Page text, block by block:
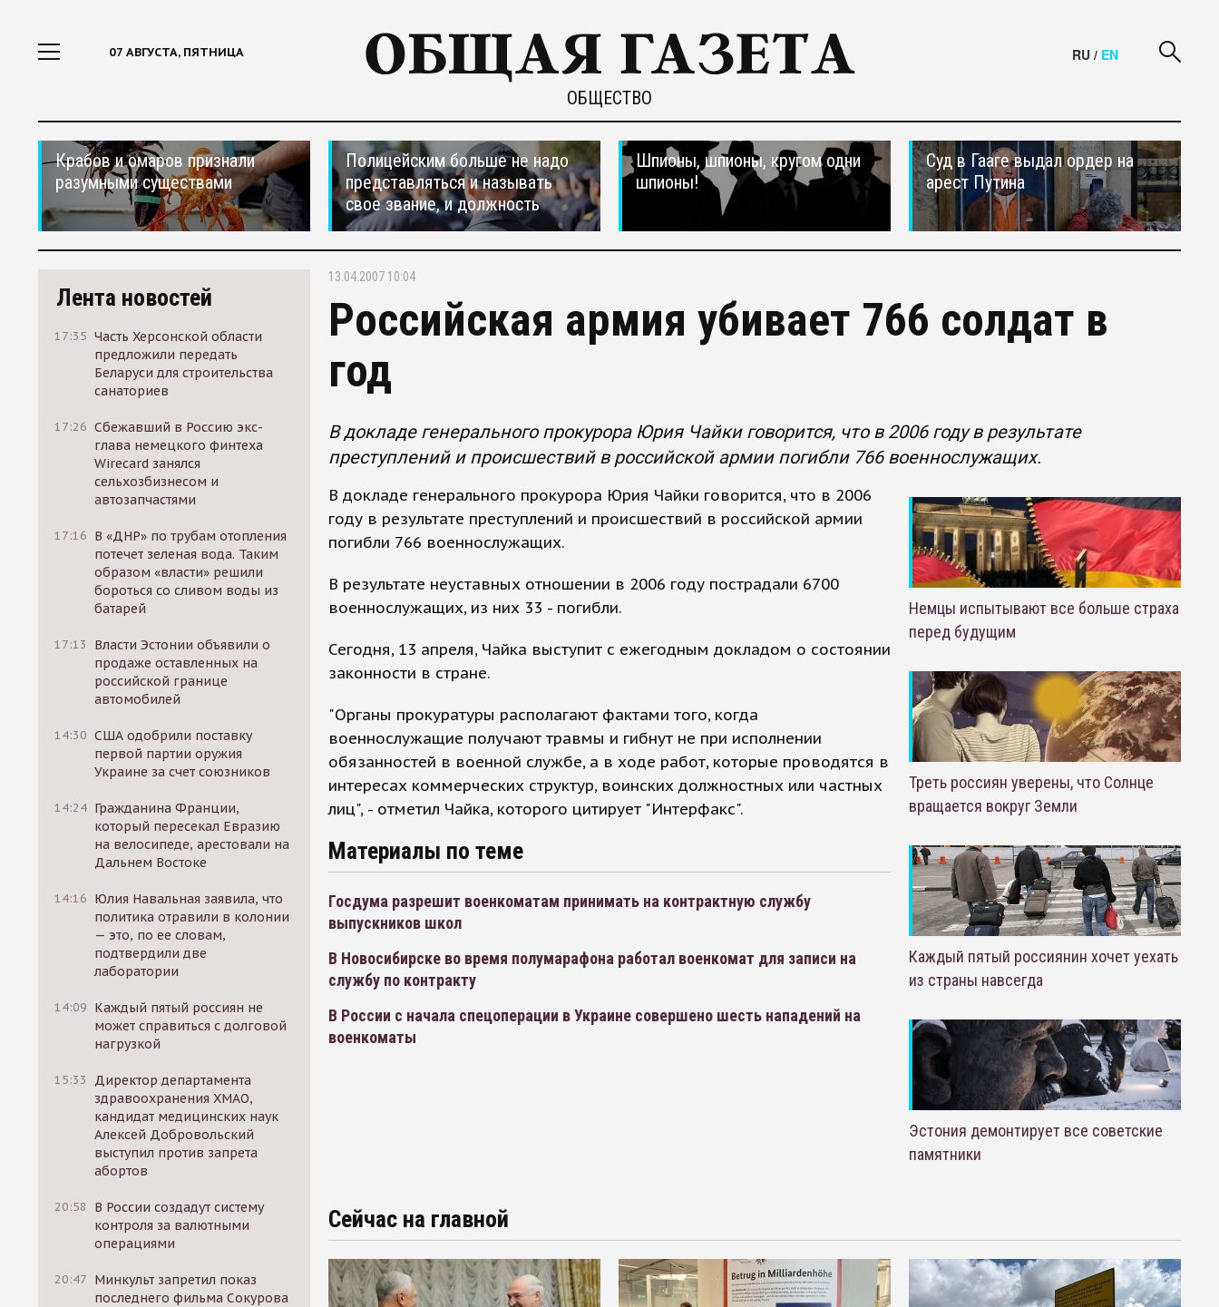
07 АВГУСТА, ПЯТНИЦА
ОБЩЕСТВО
RU / EN
Крабов и омаров признали
разумными существами
Полицейским больше не надо
представляться и называть
свое звание, и должность
Шпионы, шпионы, кругом одни
шпионы!
Суд в Гааге выдал ордер на
арест Путина
Лента новостей
17:35 Часть Херсонской области
предложили передать
Беларуси для строительства
санаториев
17:26 Сбежавший в Россию экс-
глава немецкого финтеха
Wirecard занялся
сельхозбизнесом и
автозапчастями
17:16 В «ДНР» по трубам отопления
потечет зеленая вода. Таким
образом «власти» решили
бороться со сливом воды из
батарей
17:13
Власти Эстонии объявили о
продаже оставленных на
российской границе
автомобилей
14:30 США одобрили поставку
первой партии оружия
Украине за счет союзников
14:24 Гражданина Франции,
который пересекал Евразию
на велосипеде, арестовали на
Дальнем Востоке
14:16 Юлия Навальная заявила, что
политика отравили в колонии
— это, по ее словам,
подтвердили две
лаборатории
14:09 Каждый пятый россиян не
может справиться с долговой
нагрузкой
15:33
Директор департамента
здравоохранения ХМАО,
кандидат медицинских наук
Алексей Добровольский
выступил против запрета
абортов
20:58
В России создадут систему
контроля за валютными
операциями
20:47 Минкульт запретил показ
последнего фильма Сокурова
13.04.2007 10:04
Российская армия убивает 766 солдат в
год
В докладе генерального прокурора Юрия Чайки говорится, что в 2006 году в результате
преступлений и происшествий в российской армии погибли 766 военнослужащих.
В докладе генерального прокурора Юрия Чайки говорится, что в 2006
году в результате преступлений и происшествий в российской армии
погибли 766 военнослужащих.
В результате неуставных отношении в 2006 году пострадали 6700
военнослужащих, из них 33 - погибли.
Сегодня, 13 апреля, Чайка выступит с ежегодным докладом о состоянии
законности в стране.
"Органы прокуратуры располагают фактами того, когда
военнослужащие получают травмы и гибнут не при исполнении
обязанностей в военной службе, а в ходе работ, которые проводятся в
интересах коммерческих структур, воинских должностных или частных
лиц", - отметил Чайка, которого цитирует "Интерфакс".
Материалы по теме
Госдума разрешит военкоматам принимать на контрактную службу
выпускников школ
В Новосибирске во время полумарафона работал военкомат для записи на
службу по контракту
В России с начала спецоперации в Украине совершено шесть нападений на
военкоматы
Немцы испытывают все больше страха
перед будущим
Треть россиян уверены, что Солнце
вращается вокруг Земли
Каждый пятый россиянин хочет уехать
из страны навсегда
Эстония демонтирует все советские
памятники
Сейчас на главной